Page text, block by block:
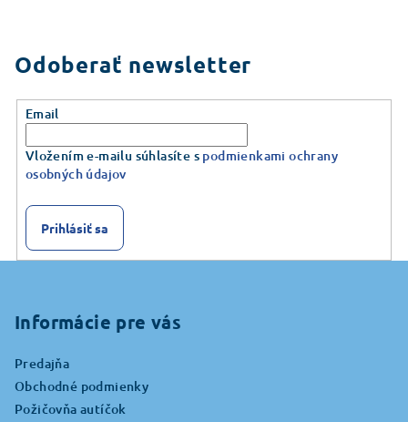
Odoberať newsletter
Email
Vložením e-mailu súhlasíte s podmienkami ochrany
osobných údajov
Prihlásiť sa
Informácie pre vás
Predajňa
Obchodné podmienky
Požičovňa autíčok